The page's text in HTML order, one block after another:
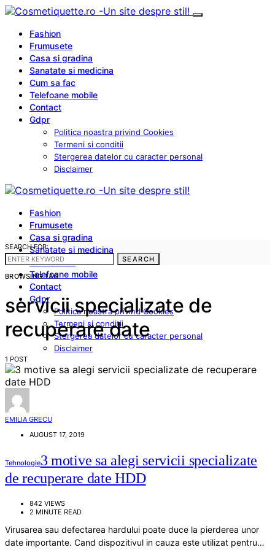
Fashion
Frumusete
Casa si gradina
Sanatate si medicina
Cum sa fac
Telefoane mobile
Contact
Gdpr
Politica noastra privind Cookies
Termeni si conditii
Stergerea datelor cu caracter personal
Disclaimer
Fashion
Frumusete
Casa si gradina
Sanatate si medicina
Cum sa fac
Telefoane mobile
Contact
Gdpr
Politica noastra privind Cookies
Termeni si conditii
Stergerea datelor cu caracter personal
Disclaimer
SEARCH FOR:
SEARCH
BROWSING TAG
servicii specializate de
recuperare date
1 POST
EMILIA GRECU
AUGUST 17, 2019
Tehnologie3 motive sa alegi servicii specializate
de recuperare date HDD
842 VIEWS
2 MINUTE READ
Virusarea sau defectarea hardului poate duce la pierderea unor
date importante. Cand dispozitivul in cauza este utilizat pentru…